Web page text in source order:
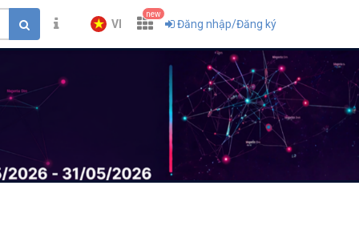
VI
new
Đăng nhập/Đăng ký